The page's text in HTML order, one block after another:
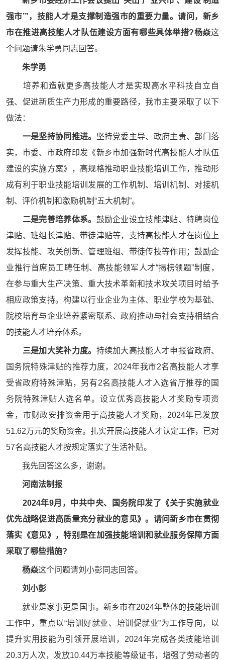
强市’”，技能人才是支撑制造强市的重要力量。请问，新乡
市在推进高技能人才队伍建设方面有哪些具体举措?杨焱这
个问题请朱学勇同志回答。
朱学勇
培养和造就更多高技能人才是实现高水平科技自立自
强、促进新质生产力形成的重要路径，我市主要采取了以下
做法：
一是坚持协同推进。 坚持党委主导、政府主责、部门落
实，市委、市政府印发《新乡市加强新时代高技能人才队伍
建设的实施方案》，高规格推动职业技能培训工作，推动形
成有利于职业技能培训发展的工作机制、培训机制、对接机
制、评价机制和激励机制“五大机制”。
二是完善培养体系。 鼓励企业设立技能津贴、特聘岗位
津贴、班组长津贴、带徒津贴等，支持高技能人才在岗位上
发挥技能、攻关创新、管理班组、带徒传技等作用；鼓励企
业推行首席员工聘任制、高技能领军人才“揭榜领题”制度，
在参与重大生产决策、重大技术革新和技术攻关项目时给予
相应政策支持。构建以行业企业为主体、职业学校为基础、
院校培育与企业培养紧密联系、政府推动与社会支持相结合
的技能人才培养体系。
三是加大奖补力度。 持续加大高技能人才申报省政府、
国务院特殊津贴的推荐力度，2024年我市2名高技能人才享
受省政府特殊津贴，另有2名高技能人才入选省厅推荐的国
务院特殊津贴人选名单。设立优秀高技能人才奖励专项资
金，市财政安排资金用于高技能人才奖励，2024年已发放
51.62万元的奖励资金。扎实开展高技能人才认定工作，已对
57名高技能人才按规定落实了生活补贴。
我先回答这么多，谢谢。
河南法制报
2024年9月，中共中央、国务院印发了《关于实施就业
优先战略促进高质量充分就业的意见》。请问新乡市在贯彻
落实《意见》，特别是在加强技能培训和就业服务保障方面
采取了哪些措施?
杨焱这个问题请刘小彭同志回答。
刘小彭
就业是家事更是国事。新乡市在2024年整体的技能培训
工作中，重点以“培训好就业、培训促就业”为工作导向，以
提升实用技能为引领开展培训，2024年完成各类技能培训
20.3万人次，发放10.44万本技能等级证书，增强了劳动者的